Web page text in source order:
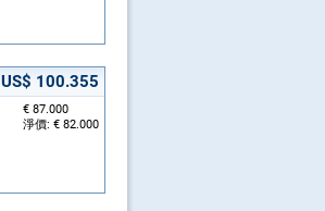
US$ 100.355
€ 87.000
淨價: € 82.000